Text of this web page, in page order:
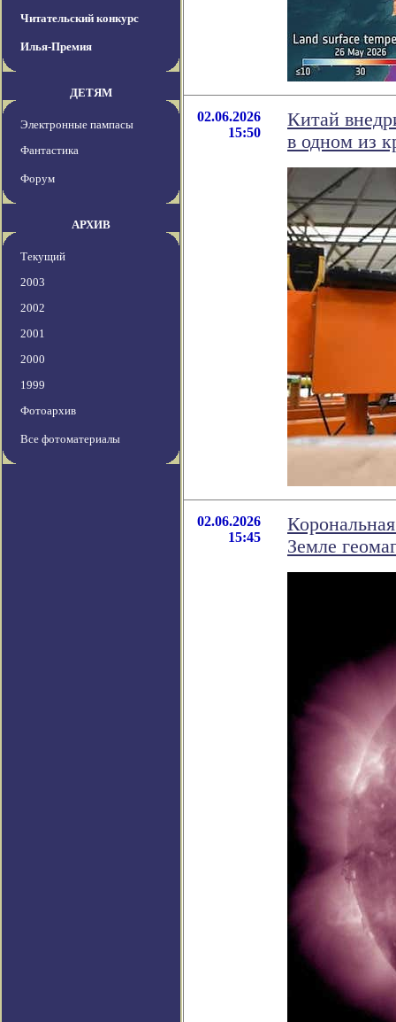
Читательский конкурс
Илья-Премия
ДЕТЯМ
Электронные пампасы
Фантастика
Форум
АРХИВ
Текущий
2003
2002
2001
2000
1999
Фотоархив
Все фотоматериалы
02.06.2026
15:50
Китай
в одном из
02.06.2026
15:45
Земле